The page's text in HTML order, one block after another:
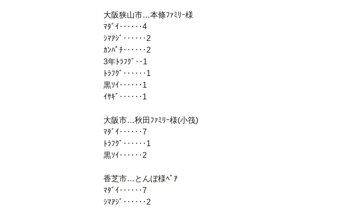
大阪狭山市…本條ﾌｧﾐﾘｰ様
ﾏﾀﾞｲ‥‥‥4
ｼﾏｱｼﾞ‥‥‥2
ｶﾝﾊﾟﾁ‥‥‥2
3年ﾄﾗﾌｸﾞ‥1
ﾄﾗﾌｸﾞ‥‥‥1
黒ｿｲ‥‥‥1
ｲｻｷﾞ‥‥‥1
大阪市…秋田ﾌｧﾐﾘｰ様(小筏)
ﾏﾀﾞｲ‥‥‥7
ﾄﾗﾌｸﾞ‥‥‥1
黒ｿｲ‥‥‥2
香芝市…とんぼ様ﾍﾟｱ
ﾏﾀﾞｲ‥‥‥7
ｼﾏｱｼﾞ‥‥‥2